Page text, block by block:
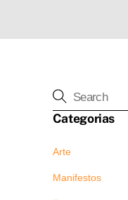
Categorias
Arte
Manifestos